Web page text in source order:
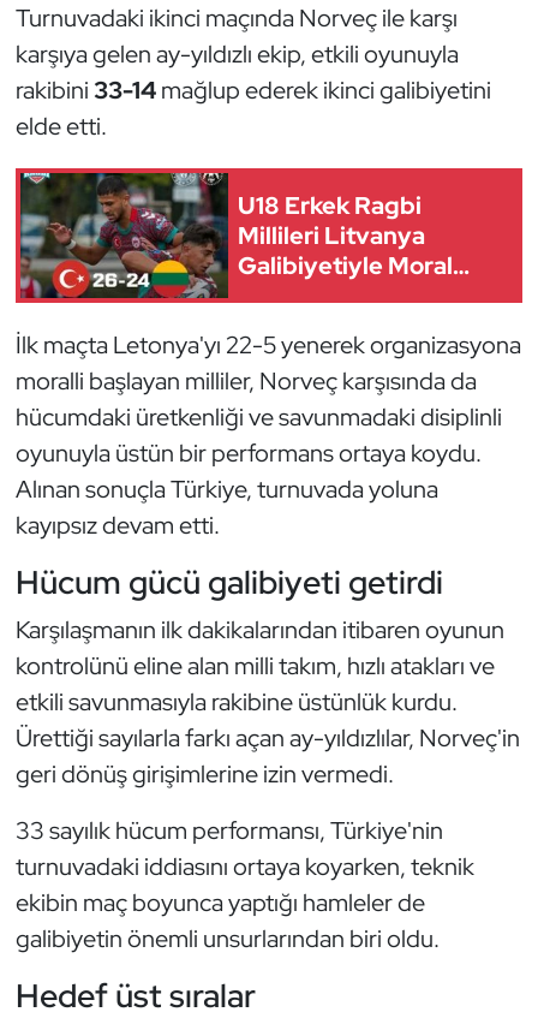
Turnuvadaki ikinci maçında Norveç ile karşı
karşıya gelen ay-yıldızlı ekip, etkili oyunuyla
rakibini 33-14mağlup ederek ikinci galibiyetini
elde etti.
U18 Erkek Ragbi
Millileri Litvanya
Galibiyetiyle Moral
Buldu
İlk maçta Letonya'yı 22-5 yenerek organizasyona
moralli başlayan milliler, Norveç karşısında da
hücumdaki üretkenliği ve savunmadaki disiplinli
oyunuyla üstün bir performans ortaya koydu.
Alınan sonuçla Türkiye, turnuvada yoluna
kayıpsız devam etti.
Hücum gücü galibiyeti getirdi
Karşılaşmanın ilk dakikalarından itibaren oyunun
kontrolünü eline alan milli takım, hızlı atakları ve
etkili savunmasıyla rakibine üstünlük kurdu.
Ürettiği sayılarla farkı açan ay-yıldızlılar, Norveç'in
geri dönüş girişimlerine izin vermedi.
33 sayılık hücum performansı, Türkiye'nin
turnuvadaki iddiasını ortaya koyarken, teknik
ekibin maç boyunca yaptığı hamleler de
galibiyetin önemli unsurlarından biri oldu.
Hedef üst sıralar
Eskrim
Futbol
Futsal
Genel
Golf
Güreş
Halter
Hava Sporları
Hentbol
İşitme Engelli Sporcular
Judo ve Kuraş
Kano ve Rafting
Karate
Kayak
Kempo